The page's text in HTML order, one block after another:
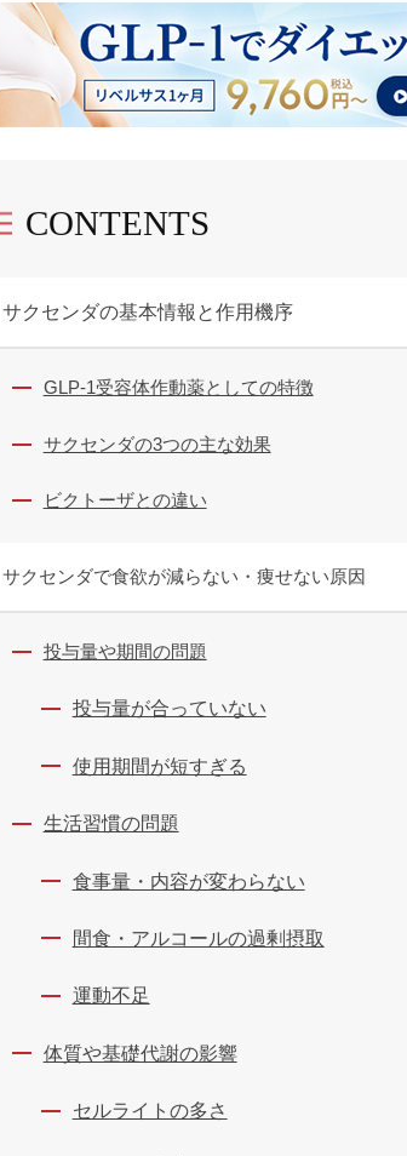
CONTENTS
サクセンダの基本情報と作用機序
GLP-1受容体作動薬としての特徴
サクセンダの3つの主な効果
ビクトーザとの違い
サクセンダで食欲が減らない・痩せない原因
投与量や期間の問題
投与量が合っていない
使用期間が短すぎる
生活習慣の問題
食事量・内容が変わらない
間食・アルコールの過剰摂取
運動不足
体質や基礎代謝の影響
セルライトの多さ